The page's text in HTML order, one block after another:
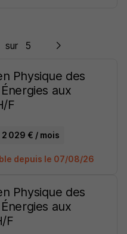
sur 5
Physique des
aux
F
2 029 € / mois
depuis le 07/08/26
Physique des
aux
F